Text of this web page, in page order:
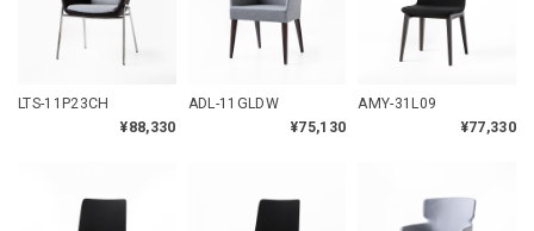
LTS-11P23CH
¥88,330
ADL-11GLDW
¥75,130
AMY-31L09
¥77,330